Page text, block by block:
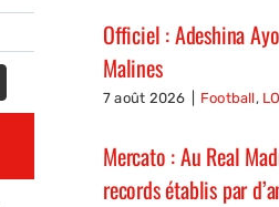
Officiel : Adeshina
Malines
7 août 2026 Football,
Mercato : Au Real
records établis par